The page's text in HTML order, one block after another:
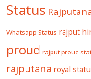
Status
Whatsapp Status rajput
proud rajput proud
rajputana royal